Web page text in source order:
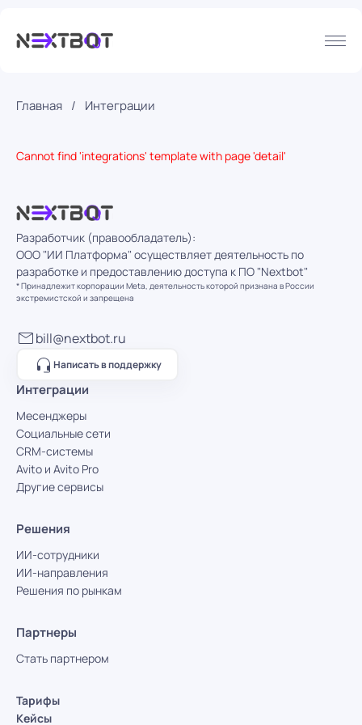
Главная Интеграции
Cannot find 'integrations' template with page 'detail'
Разработчик (правообладатель):
ООО "ИИ Платформа" осуществляет деятельность по
разработке и предоставлению доступа к ПО "Nextbot"
* Принадлежит корпорации Meta, деятельность которой признана в России
экстремистской и запрещена
bill@nextbot.ru
Написать в поддержку
Интеграции
Месенджеры
Социальные сети
CRM-системы
Avito и Avito Pro
Другие сервисы
Решения
ИИ-сотрудники
ИИ-направления
Решения по рынкам
Партнеры
Стать партнером
Тарифы
Кейсы